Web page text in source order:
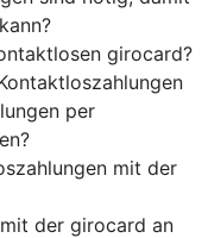
girocard?
per
mit der
der girocard an